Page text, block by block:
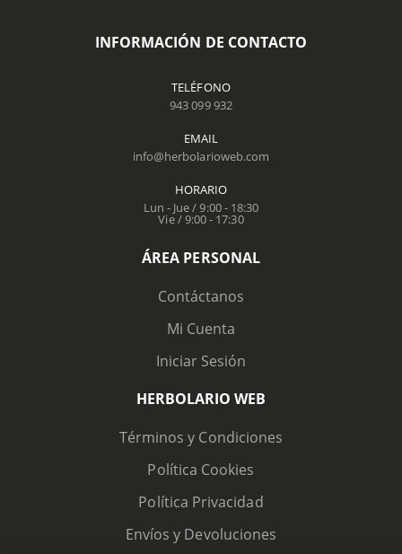
INFORMACIÓN DE CONTACTO
TELÉFONO
943 099 932
EMAIL
info@herbolarioweb.com
HORARIO
Lun - Jue / 9:00 - 18:30
Vie / 9:00 - 17:30
ÁREA PERSONAL
Contáctanos
Mi Cuenta
Iniciar Sesión
HERBOLARIO WEB
Términos y Condiciones
Política Cookies
Política Privacidad
Envíos y Devoluciones